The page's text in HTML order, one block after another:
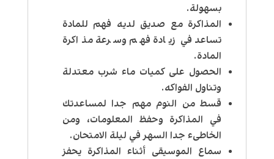
بسهولة.
المذاكرة مع صديق لديه فهم للمادة
تساعد في زيادة فهم وسرعة مذاكرة
المادة.
الحصول على كميات ماء شرب معتدلة
وتناول الفواكه.
قسط من النوم مهم جدا لمساعدتك
في المذاكرة وحفظ المعلومات، ومن
الخاطىء جدا السهر في ليلة الامتحان.
سماع الموسيقى أثناء المذاكرة يحفز